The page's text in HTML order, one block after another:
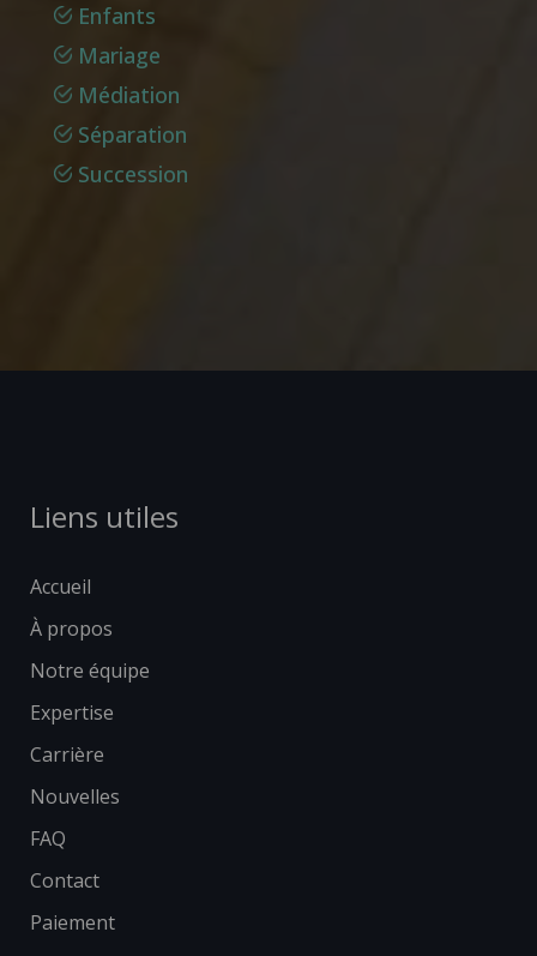
Enfants
Mariage
Médiation
Séparation
Succession
Liens utiles
Accueil
À propos
Notre équipe
Expertise
Carrière
Nouvelles
FAQ
Contact
Paiement